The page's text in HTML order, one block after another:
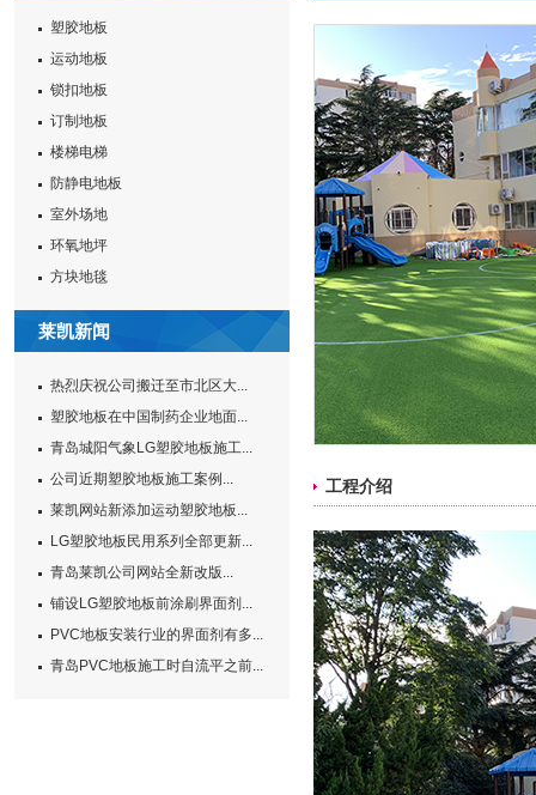
塑胶地板
运动地板
锁扣地板
订制地板
楼梯电梯
防静电地板
室外场地
环氧地坪
方块地毯
莱凯新闻
热烈庆祝公司搬迁至市北区大...
塑胶地板在中国制药企业地面...
青岛城阳气象LG塑胶地板施工...
公司近期塑胶地板施工案例...
莱凯网站新添加运动塑胶地板...
LG塑胶地板民用系列全部更新...
青岛莱凯公司网站全新改版...
铺设LG塑胶地板前涂刷界面剂...
PVC地板安装行业的界面剂有多...
青岛PVC地板施工时自流平之前...
工程介绍